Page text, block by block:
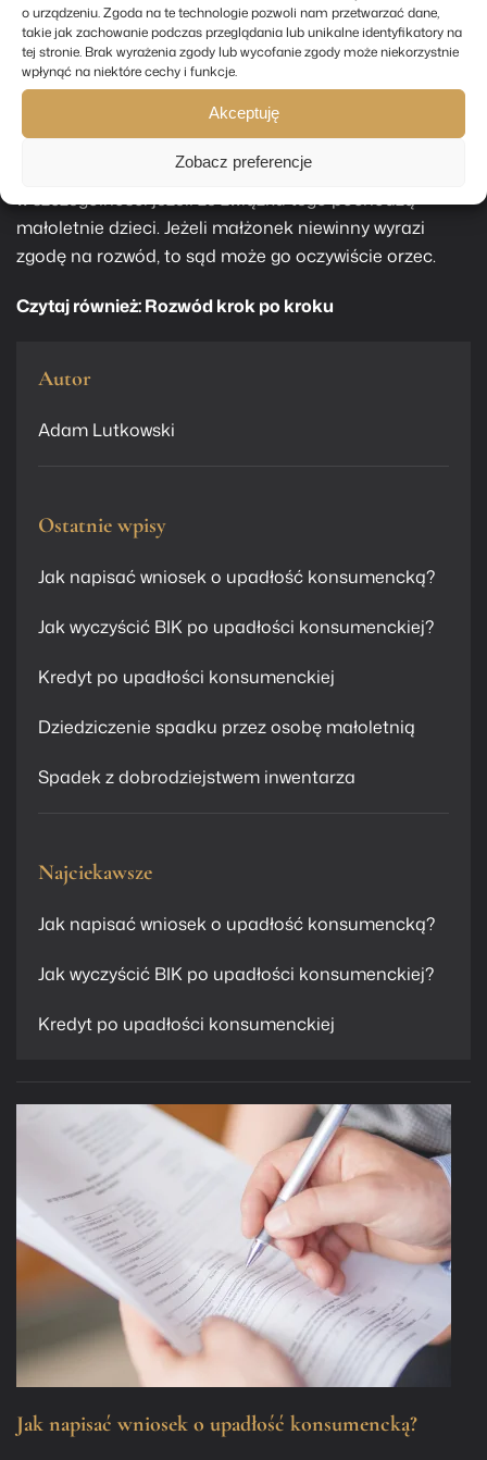
o urządzeniu. Zgoda na te technologie pozwoli nam przetwarzać dane,
takie jak zachowanie podczas przeglądania lub unikalne identyfikatory na
tej stronie. Brak wyrażenia zgody lub wycofanie zgody może niekorzystnie
wpłynąć na niektóre cechy i funkcje.
Akceptuję
Zobacz preferencje
społecznego jest odmowa zgody na rozwód, jeżeli
małżonek niewinnykieruje się wyłącznie chęcią
zemsty. Jako przykład sytuacji kiedy mimobraku
zgody małżonka niewinnego na rozwód
orzec można podać również sytuację, w której
małżonek znajduje się już w innym trwałym związku, a
w szczególności jeżeli ze związku tego pochodzą
małoletnie dzieci. Jeżeli małżonek niewinny wyrazi
zgodę na rozwód, to sąd może go oczywiście orzec.
Czytaj również:Rozwód krok po kroku
Autor
Adam Lutkowski
Ostatnie wpisy
Jak napisać wniosek o upadłość konsumencką?
Jak wyczyścić BIK po upadłości konsumenckiej?
Kredyt po upadłości konsumenckiej
Dziedziczenie spadku przez osobę małoletnią
Spadek z dobrodziejstwem inwentarza
Najciekawsze
Jak napisać wniosek o upadłość konsumencką?
Jak wyczyścić BIK po upadłości konsumenckiej?
Kredyt po upadłości konsumenckiej
Jak napisać wniosek o upadłość konsumencką?